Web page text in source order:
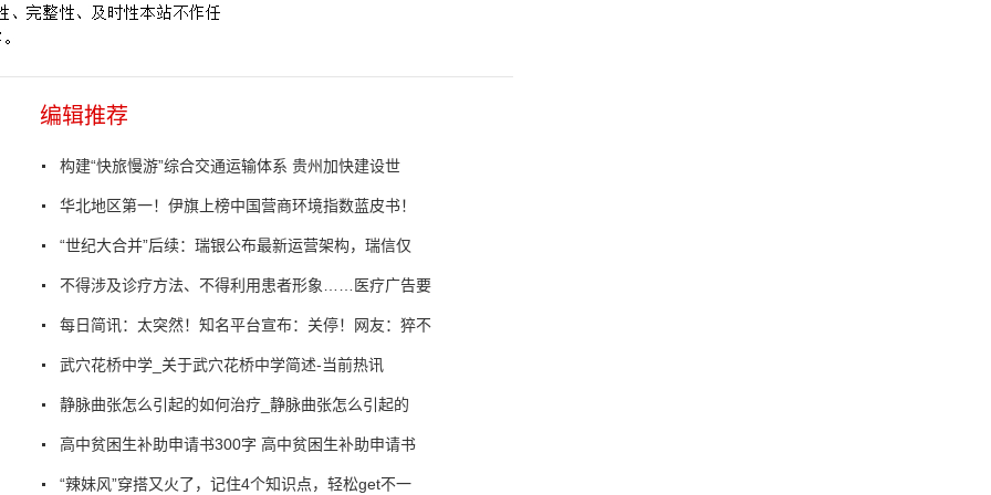
编辑推荐
构建“快旅慢游”综合交通运输体系 贵州加快建设世
华北地区第一！伊旗上榜中国营商环境指数蓝皮书！
“世纪大合并”后续：瑞银公布最新运营架构，瑞信仅
不得涉及诊疗方法、不得利用患者形象……医疗广告要
每日简讯：太突然！知名平台宣布：关停！网友：猝不
武穴花桥中学_关于武穴花桥中学简述-当前热讯
静脉曲张怎么引起的如何治疗_静脉曲张怎么引起的
高中贫困生补助申请书300字 高中贫困生补助申请书
“辣妹风”穿搭又火了，记住4个知识点，轻松get不一